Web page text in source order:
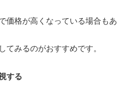
価格が高くなっている場合もあ
てみるのがおすすめです。
する